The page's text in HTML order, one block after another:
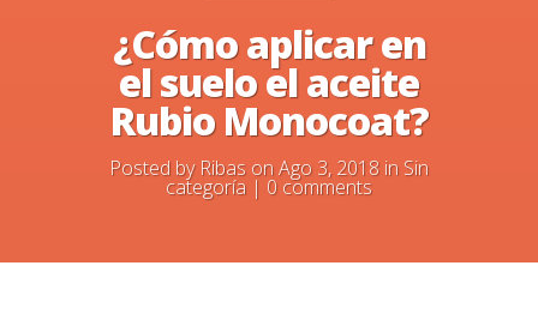
¿Cómo aplicar en
el suelo el aceite
Rubio Monocoat?
Posted by Ribas on Ago 3, 2018 in Sin
categoría | 0 comments